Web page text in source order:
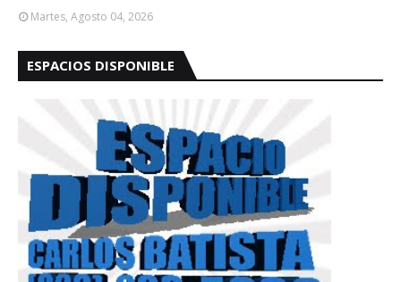
Martes, Agosto 04, 2026
ESPACIOS DISPONIBLE